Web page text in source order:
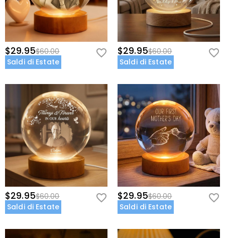
$29.95$60.00
Saldi di Estate
$29.95$60.00
Saldi di Estate
$29.95$60.00
Saldi di Estate
$29.95$60.00
Saldi di Estate